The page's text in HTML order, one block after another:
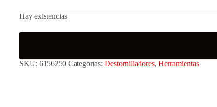
Hay existencias
SKU: 6156250 Categorías: Destornilladores, Herramientas